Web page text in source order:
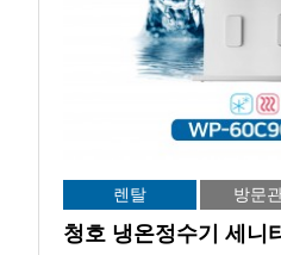
렌탈 방문
청호 냉온정수기 세니